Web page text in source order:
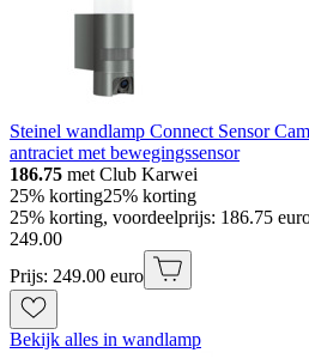
Steinel wandlamp Connect Sensor
antraciet met bewegingssensor
186.75 met Club Karwei
25% korting25% korting
25% korting, voordeelprijs: 186.75
249.00
Prijs: 249.00 euro
Bekijk alles in wandlamp